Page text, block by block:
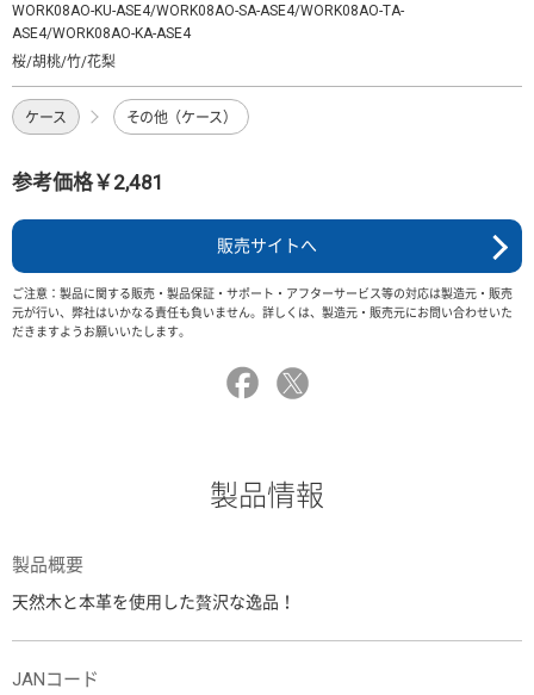
WORK08AO-KU-ASE4/WORK08AO-SA-ASE4/WORK08AO-TA-
ASE4/WORK08AO-KA-ASE4
桜/胡桃/竹/花梨
ケース その他（ケース）
参考価格￥2,481
販売サイトへ
ご注意：製品に関する販売・製品保証・サポート・アフターサービス等の対応は製造元・販売
元が行い、弊社はいかなる責任も負いません。詳しくは、製造元・販売元にお問い合わせいた
だきますようお願いいたします。
製品情報
製品概要
天然木と本革を使用した贅沢な逸品！
JANコード